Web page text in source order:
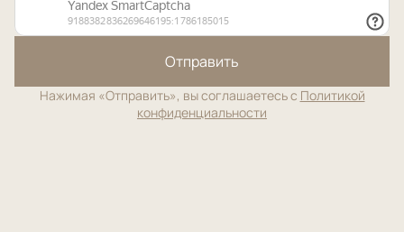
Отправить
Нажимая «Отправить», вы соглашаетесь с Политикой
конфиденциальности